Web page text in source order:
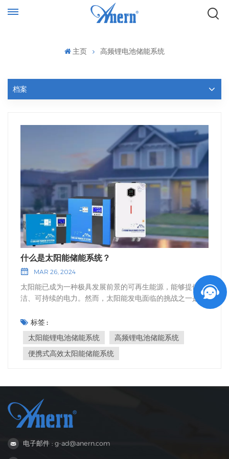
主页 高频锂电池储能系统
档案
什么是太阳能储能系统？
MAR 26, 2024
太阳能已成为一种极具发展前景的可再生能源，能够提供清
洁、可持续的电力。然而，太阳能发电面临的挑战之一是其
间歇性，因为阳光照射量会随时间变化，并受天气状况的影
响。为了解决这个问题并最大限度地利用太阳能，太阳能储
能系统变得越来越受欢迎。但这些系统究竟是什么？它们又
是如何工作的呢？ 太阳能储能系统，也称太阳能电池储能系
统，是一种用于储存太阳能电池板产生的多余能量以供后续
性和韧性。 市面上有多种类型的太阳能储能系统，每种系统
都有其独特的功能和应用。其中一种常见的类型是…… 便携
式高效太阳能储能系统这种系统结构紧凑、重量轻，非常适
合离网应用、户外活动和应急备用电源。这些系统通常集成
起来以备不时之需。 另一种常见的类型是 太阳能锂电池储
标签 :
太阳能锂电池储能系统
高频锂电池储能系统
便携式高效太阳能储能系统
电子邮件 : g-ad@anern.com